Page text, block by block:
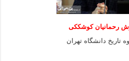
رحمانیان کوشککی
تاریخ دانشگاه تهران